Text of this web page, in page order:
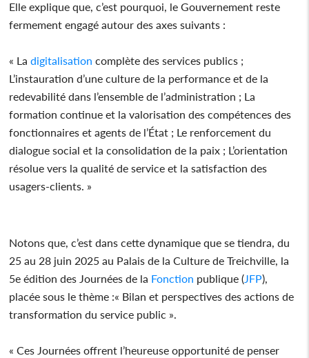
Elle explique que, c’est pourquoi, le Gouvernement reste
fermement engagé autour des axes suivants :
« Ladigitalisation complète des services publics ;
L’instauration d’une culture de la performance et de la
redevabilité dans l’ensemble de l’administration ; La
formation continue et la valorisation des compétences des
fonctionnaires et agents de l’État ; Le renforcement du
dialogue social et la consolidation de la paix ; L’orientation
résolue vers la qualité de service et la satisfaction des
usagers-clients. »
Notons que, c’est dans cette dynamique que se tiendra, du
25 au 28 juin 2025 au Palais de la Culture de Treichville, la
5e édition des Journées de la Fonction publique (JFP),
placée sous le thème :« Bilan et perspectives des actions de
transformation du service public ».
« Ces Journées offrent l’heureuse opportunité de penser